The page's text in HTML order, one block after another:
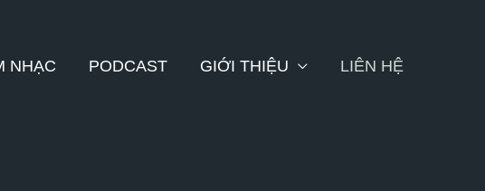
NHẠC PODCAST GIỚI THIỆU LIÊN HỆ